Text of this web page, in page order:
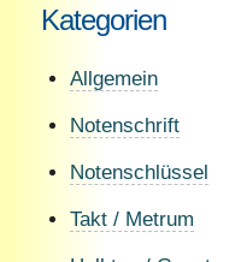
Kategorien
Allgemein
Notenschrift
Notenschlüssel
Takt / Metrum